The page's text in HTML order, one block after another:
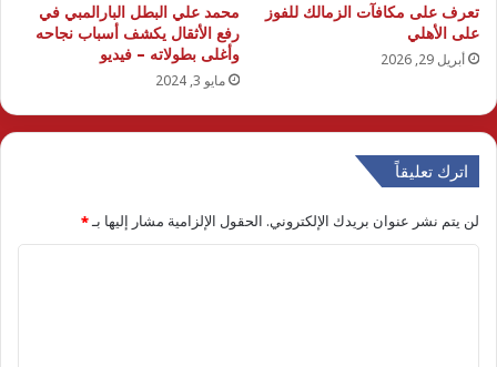
تعرف على مكافآت الزمالك للفوز
على الأهلي
أبريل 29, 2026
محمد علي البطل البارالمبي في
رفع الأثقال يكشف أسباب نجاحه
وأغلى بطولاته – فيديو
مايو 3, 2024
اترك تعليقاً
لن يتم نشر عنوان بريدك الإلكتروني. الحقول الإلزامية مشار إليها بـ*